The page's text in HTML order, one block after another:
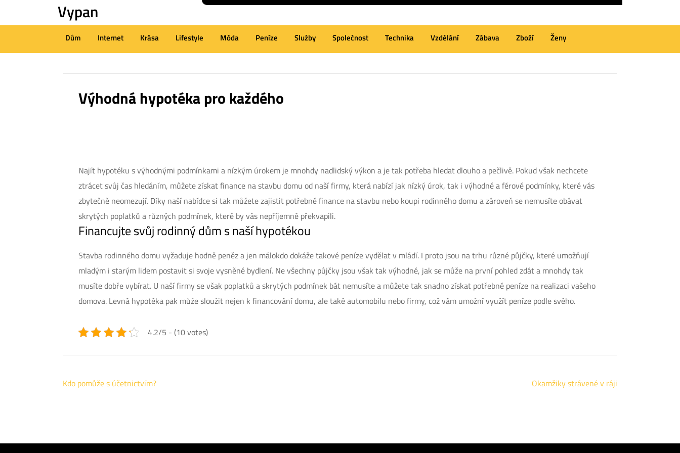
to
(Press
Vypan
Dům Internet Krása Lifestyle Móda Peníze Služby Společnost Technika Vzdělání Zábava Zboží Ženy
Výhodná hypotéka pro každého
Najít hypotéku s výhodnými podmínkami a nízkým úrokem je mnohdy nadlidský výkon a je tak potřeba hledat dlouho a pečlivě. Pokud však nechcete
ztrácet svůj čas hledáním, můžete získat finance na stavbu domu od naší firmy, která nabízí jak nízký úrok, tak i výhodné a férové podmínky, které vás
zbytečně neomezují. Díky naší nabídce si tak můžete zajistit potřebné finance na stavbu nebo koupi rodinného domu a zároveň se nemusíte obávat
skrytých poplatků a různých podmínek, které by vás nepříjemně překvapili.
Financujte svůj rodinný dům s naší hypotékou
Stavba rodinného domu vyžaduje hodně peněz a jen málokdo dokáže takové peníze vydělat v mládí. I proto jsou na trhu různé půjčky, které umožňují
mladým i starým lidem postavit si svoje vysněné bydlení. Ne všechny půjčky jsou však tak výhodné, jak se může na první pohled zdát a mnohdy tak
musíte dobře vybírat. U naší firmy se však poplatků a skrytých podmínek bát nemusíte a můžete tak snadno získat potřebné peníze na realizaci vašeho
domova. Levná hypotéka pak může sloužit nejen k financování domu, ale také automobilu nebo firmy, což vám umožní využít peníze podle svého.
4.2/5 - (10 votes)
Navigace
Kdo pomůže s účetnictvím? Okamžiky strávené v ráji